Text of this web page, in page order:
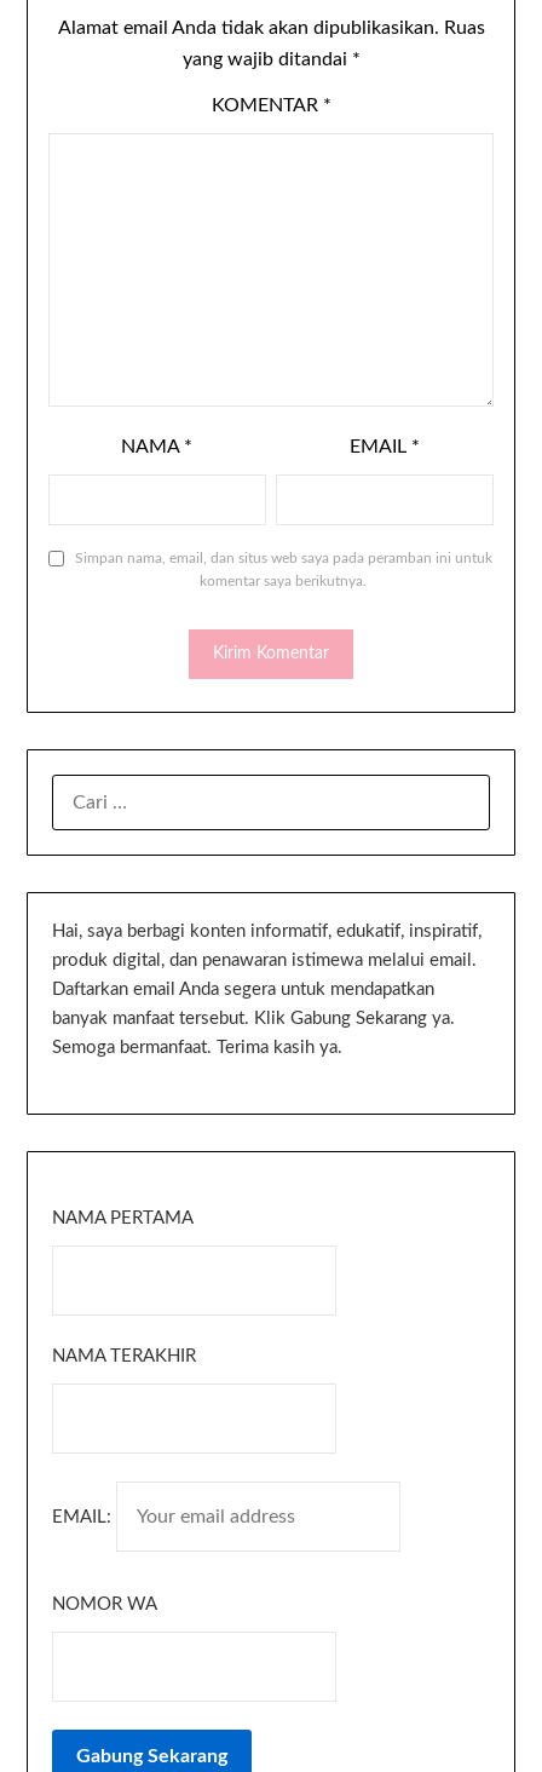
Alamat email Anda tidak akan dipublikasikan. Ruas
yang wajib ditandai *
KOMENTAR *
NAMA * EMAIL *
Simpan nama, email, dan situs web saya pada peramban ini untuk
komentar saya berikutnya.
Hai, saya berbagi konten informatif, edukatif, inspiratif,
produk digital, dan penawaran istimewa melalui email.
Daftarkan email Anda segera untuk mendapatkan
banyak manfaat tersebut. Klik Gabung Sekarang ya.
Semoga bermanfaat. Terima kasih ya.
NAMA PERTAMA
NAMA TERAKHIR
EMAIL:
NOMOR WA